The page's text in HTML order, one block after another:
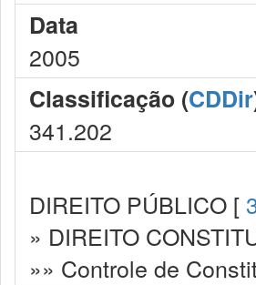
Data
2005
Classificação (CDDir
341.202
DIREITO PÚBLICO [
» DIREITO
»» Controle de